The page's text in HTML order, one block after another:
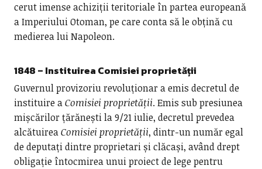
cerut imense achiziții teritoriale în partea europeană
a Imperiului Otoman, pe care conta să le obțină cu
medierea lui Napoleon.
1848 – Instituirea Comisiei proprietății
Guvernul provizoriu revoluționar a emis decretul de
instituire aComisiei proprietății. Emis sub presiunea
mișcărilor țărănești la 9/21 iulie, decretul prevedea
alcătuireaComisiei proprietății, dintr-un număr egal
de deputați dintre proprietari și clăcași, având drept
obligație întocmirea unui proiect de lege pentru